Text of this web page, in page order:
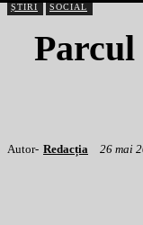
ȘTIRI SOCIAL
Autor- Redacția 26 mai